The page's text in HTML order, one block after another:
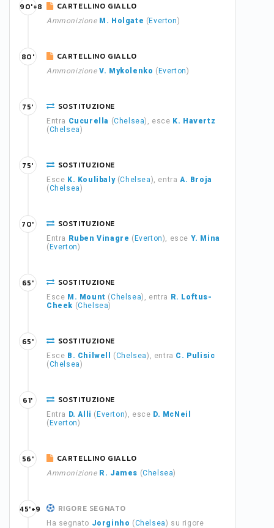
CARTELLINO GIALLO
Ammonizione M. Holgate ( Everton)
90'+8
CARTELLINO GIALLO
Ammonizione V. Mykolenko ( Everton)
80'
SOSTITUZIONE
Entra Cucurella (Chelsea), esce K. Havertz
(Chelsea)
75'
SOSTITUZIONE
Esce K. Koulibaly(Chelsea), entraA. Broja
(Chelsea)
75'
SOSTITUZIONE
Entra Ruben Vinagre ( Everton), esce Y. Mina
( Everton)
70'
SOSTITUZIONE
Esce M. Mount (Chelsea), entra
R. Loftus-
Cheek (Chelsea)
65'
SOSTITUZIONE
Esce B. Chilwell (Chelsea), entra C. Pulisic
(Chelsea)
65'
SOSTITUZIONE
Entra D. Alli ( Everton), esce D. McNeil
( Everton)
61'
CARTELLINO GIALLO
Ammonizione R. James (Chelsea)
56'
RIGORE SEGNATO
Ha segnato Jorginho (Chelsea) su rigore
45'+9